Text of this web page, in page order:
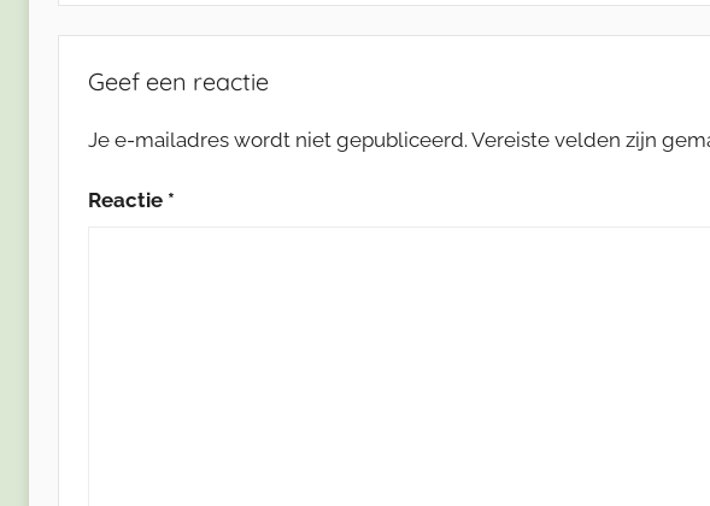
Geef een reactie
Je e-mailadres wordt niet gepubliceerd. Vereiste velden zijn
Reactie *